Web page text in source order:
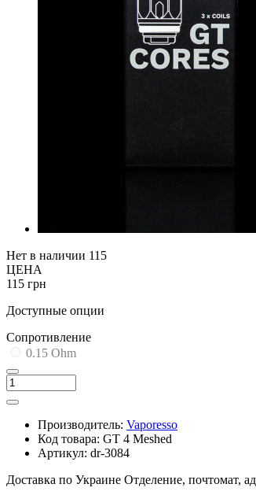
Нет в наличии 115
ЦЕНА
115 грн
Доступные опции
Cопротивление
0.15 Ohm
Производитель: Vaporesso
Код товара: GT 4 Meshed
Артикул: dr-3084
Доставка по Украине Отделение, почтомат,